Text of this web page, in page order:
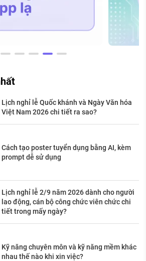
Lịch nghỉ lễ Quốc khánh và Ngày Văn hóa
Việt Nam 2026 chi tiết ra sao?
Cách tạo poster tuyển dụng bằng AI, kèm
prompt dễ sử dụng
Lịch nghỉ lễ 2/9 năm 2026 dành cho người
lao động, cán bộ công chức viên chức chi
tiết trong mấy ngày?
Kỹ năng chuyên môn và kỹ năng mềm khác
nhau thế nào khi xin việc?